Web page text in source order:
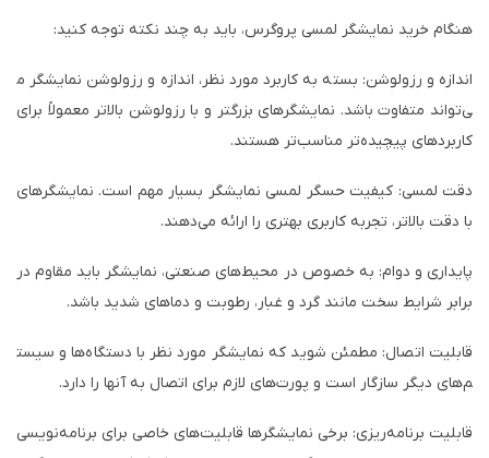
هنگام خرید نمایشگر لمسی پروگرس، باید به چند نکته توجه کنید:
اندازه و رزولوشن: بسته به کاربرد مورد نظر، اندازه و رزولوشن نمایشگر م
ی‌تواند متفاوت باشد. نمایشگرهای بزرگتر و با رزولوشن بالاتر معمولاً برای
کاربردهای پیچیده‌تر مناسب‌تر هستند.
دقت لمسی: کیفیت حسگر لمسی نمایشگر بسیار مهم است. نمایشگرهای
با دقت بالاتر، تجربه کاربری بهتری را ارائه می‌دهند.
پایداری و دوام: به خصوص در محیط‌های صنعتی، نمایشگر باید مقاوم در
برابر شرایط سخت مانند گرد و غبار، رطوبت و دماهای شدید باشد.
قابلیت اتصال: مطمئن شوید که نمایشگر مورد نظر با دستگاه‌ها و سیست
م‌های دیگر سازگار است و پورت‌های لازم برای اتصال به آنها را دارد.
قابلیت برنامه‌ریزی: برخی نمایشگرها قابلیت‌های خاصی برای برنامه‌نویسی